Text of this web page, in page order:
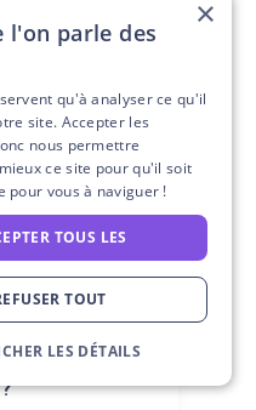
un
la cause
du
?
S'il
×
l'on parle des
qu'à analyser ce qu'il
site. Accepter les
nous permettre
ce site pour qu'il soit
pour vous à naviguer !
TOUS LES
TOUT
LES DÉTAILS